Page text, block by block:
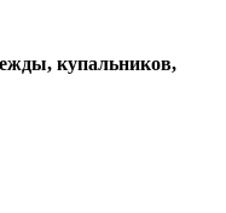
купальников,